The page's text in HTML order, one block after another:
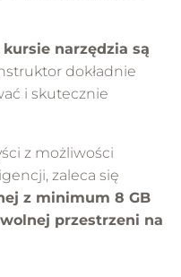
narzędzia są
dokładnie
i skutecznie
z możliwości
zaleca się
z minimum 8 GB
wolnej przestrzeni na